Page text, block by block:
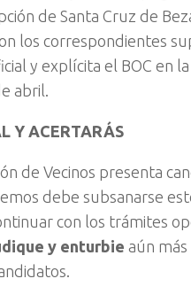
de Santa Cruz de
los correspondientes
y explícita el BOC en
abril.
Y ACERTARÁS
de Vecinos presenta
debe subsanarse
con los trámites
y enturbie aún